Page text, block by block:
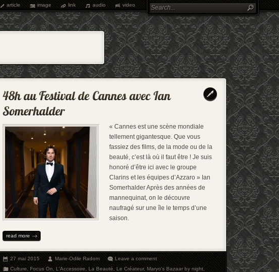
article image link audio video
« Cannes est une scène mondiale
tellement gigantesque. Que vous
fassiez des films, de la mode ou de la
beauté, c’est là où il faut être ! Je suis
honoré d’être ici avec le groupe
Clarins et les équipes d’Azzaro » Ian
Somerhalder Après des années de
mannequinat, on le découvre
naufragé sur une île le temps d’une
saison.
read more
27 mai 2015 Marie-Odile Radom
Leave a comment
Culture,Focus On,L'Accessoire,La Beauté,Le Créateur,Maryo's Bazaar by night,